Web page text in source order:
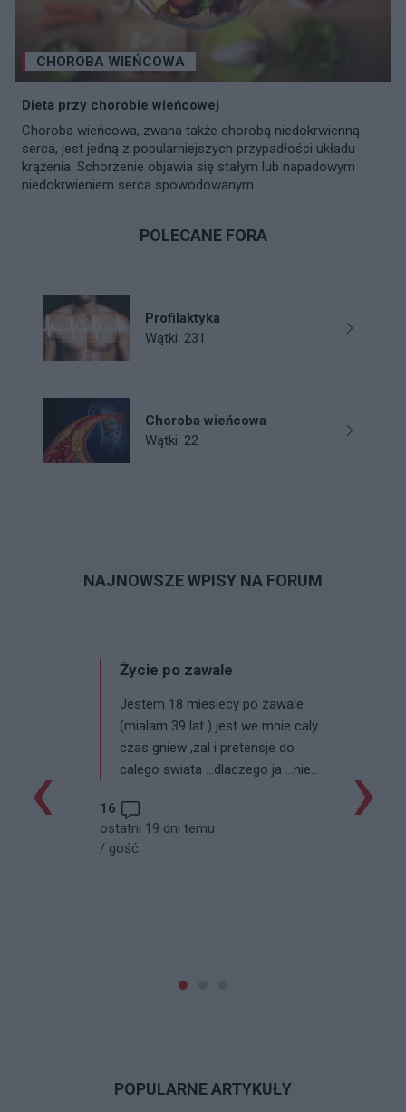
CHOROBA WIEŃCOWA
Dieta przy chorobie wieńcowej
Choroba wieńcowa, zwana także chorobą niedokrwienną
serca, jest jedną z popularniejszych przypadłości układu
krążenia. Schorzenie objawia się stałym lub napadowym
niedokrwieniem serca spowodowanym...
POLECANE FORA
Profilaktyka
Wątki: 231
Choroba wieńcowa
Wątki: 22
NAJNOWSZE WPISY NA FORUM
Życie po zawale
Jestem 18 miesiecy po zawale
(mialam 39 lat ) jest we mnie caly
czas gniew ,zal i pretensje do
calego swiata ...dlaczego ja ...nie
statyny tylko mnie dobijaja
..postanowilam ze ich brac nie
bede
16
ostatni 19 dni temu
/ gość
‹ ›
POPULARNE ARTYKUŁY